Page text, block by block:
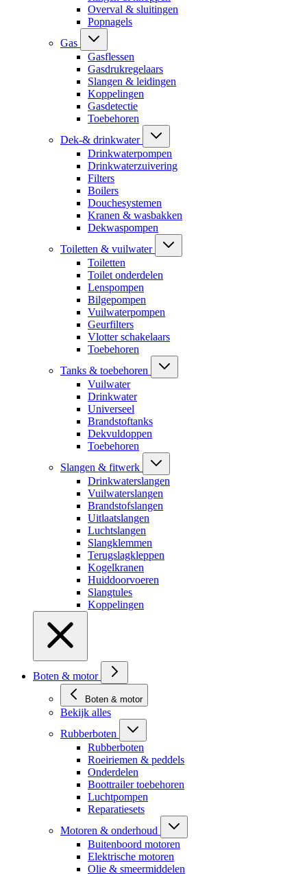
Overval & sluitingen
Popnagels
Gas
Gasflessen
Gasdrukregelaars
Slangen & leidingen
Koppelingen
Gasdetectie
Toebehoren
Dek-& drinkwater
Drinkwaterpompen
Drinkwaterzuivering
Filters
Boilers
Douchesystemen
Kranen & wasbakken
Dekwaspompen
Toiletten & vuilwater
Toiletten
Toilet onderdelen
Lenspompen
Bilgepompen
Vuilwaterpompen
Geurfilters
Vlotter schakelaars
Toebehoren
Tanks & toebehoren
Vuilwater
Drinkwater
Universeel
Brandstoftanks
Dekvuldoppen
Toebehoren
Slangen & fitwerk
Drinkwaterslangen
Vuilwaterslangen
Brandstofslangen
Uitlaatslangen
Luchtslangen
Slangklemmen
Terugslagkleppen
Kogelkranen
Huiddoorvoeren
Slangtules
Koppelingen
Boten & motor
Boten & motor
Bekijk alles
Rubberboten
Rubberboten
Roeiriemen & peddels
Onderdelen
Boottrailer toebehoren
Luchtpompen
Reparatiesets
Motoren & onderhoud
Buitenboord motoren
Elektrische motoren
Olie & smeermiddelen